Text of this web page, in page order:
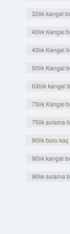
32lik kangal
40lık Kangal
40lık Kangal
50lik Kangal
63lük kangal
75lik Kangal
75lik sulama
90lik boru kaç
90lık kangal
90lık sulama